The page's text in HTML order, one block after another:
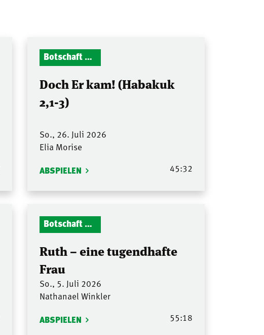
Botschaft Zionshalle
Doch Er kam! (Habakuk
2,1-3)
So., 26. Juli 2026
Elia Morise
ABSPIELEN 45:32
Botschaft Zionshalle
Ruth – eine tugendhafte
Frau
So., 5. Juli 2026
Nathanael Winkler
ABSPIELEN 55:18